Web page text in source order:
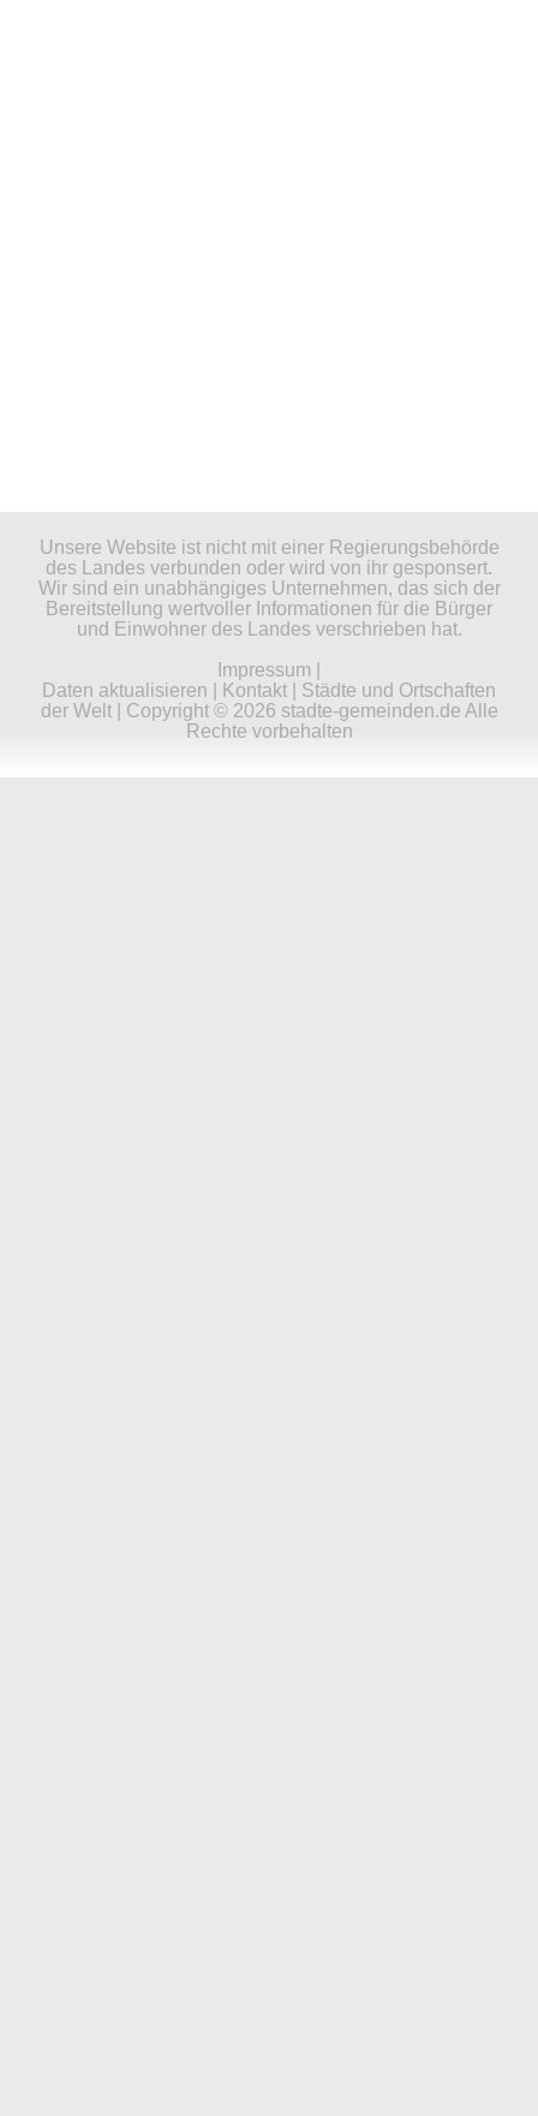
Unsere Website ist nicht mit einer Regierungsbehörde
des Landes verbunden oder wird von ihr gesponsert.
Wir sind ein unabhängiges Unternehmen, das sich der
Bereitstellung wertvoller Informationen für die Bürger
und Einwohner des Landes verschrieben hat.
Impressum
Daten aktualisieren
Kontakt
Städte und Ortschaften
der Welt| Copyright © 2026 stadte-gemeinden.de Alle
Rechte vorbehalten